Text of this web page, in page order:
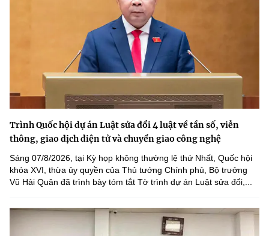
Trình Quốc hội dự án Luật sửa đổi 4 luật về tần số, viễn
thông, giao dịch điện tử và chuyển giao công nghệ
Sáng 07/8/2026, tại Kỳ họp không thường lệ thứ Nhất, Quốc hội
khóa XVI, thừa ủy quyền của Thủ tướng Chính phủ, Bộ trưởng
Vũ Hải Quân đã trình bày tóm tắt Tờ trình dự án Luật sửa đổi,...